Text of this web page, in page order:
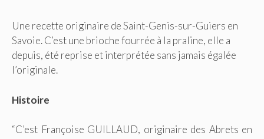
Une recette originaire de Saint-Genis-sur-Guiers en
Savoie. C’est une brioche fourrée à la praline, elle a
depuis, été reprise et interprétée sans jamais égalée
l’originale.
Histoire
“C’est Françoise GUILLAUD, originaire des Abrets en